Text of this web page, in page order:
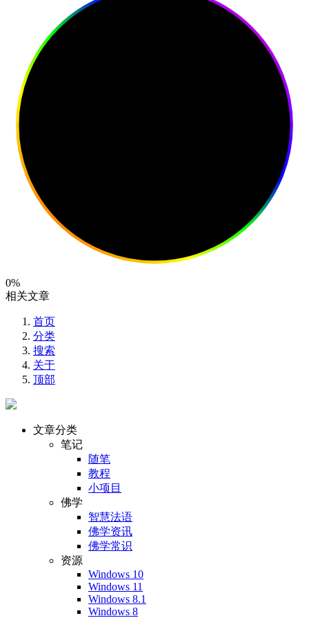
0%
相关文章
首页
分类
搜索
关于
顶部
文章分类
笔记
随笔
教程
小项目
佛学
智慧法语
佛学资讯
佛学常识
资源
Windows 10
Windows 11
Windows 8.1
Windows 8